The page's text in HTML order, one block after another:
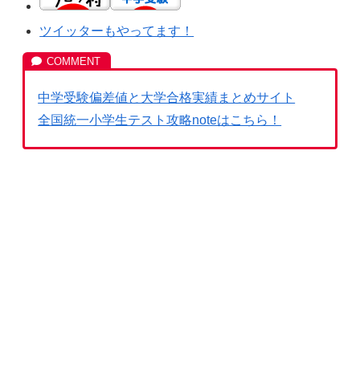
ツイッターもやってます！
中学受験偏差値と大学合格実績まとめサイト
全国統一小学生テスト攻略noteはこちら！